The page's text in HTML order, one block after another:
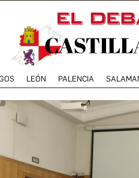
LEÓN PALENCIA